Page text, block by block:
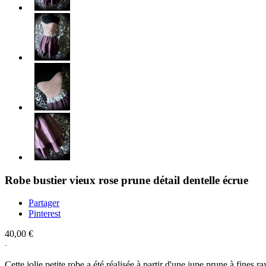
Robe bustier vieux rose prune détail dentelle écrue
Partager
Pinterest
40,00 €